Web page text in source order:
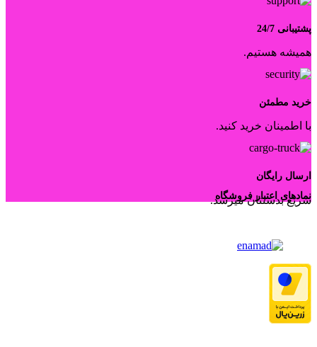
پشتیبانی 24/7
همیشه هستیم.
خرید مطمئن
با اطمینان خرید کنید.
ارسال رایگان
سریع بدستتان میرسد.
نمادهای اعتبار فروشگاه